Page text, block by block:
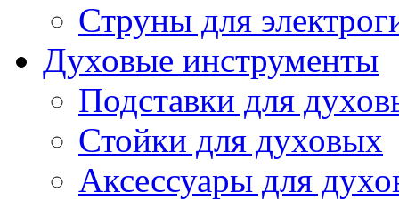
Струны для
Духовые инструменты
Подставки для
Стойки для духовых
Аксессуары для